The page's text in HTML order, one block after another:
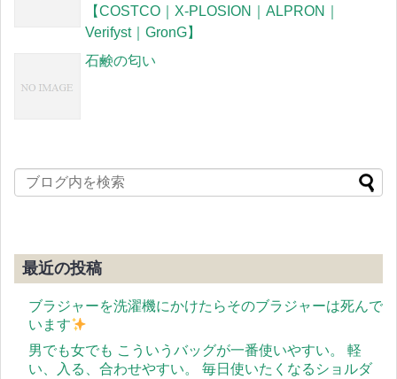
【COSTCO｜X-PLOSION｜ALPRON｜
Verifyst｜GronG】
石鹸の匂い
最近の投稿
ブラジャーを洗濯機にかけたらそのブラジャーは死んで
います
男でも女でも こういうバッグが一番使いやすい。 軽
い、入る、合わせやすい。 毎日使いたくなるショルダ